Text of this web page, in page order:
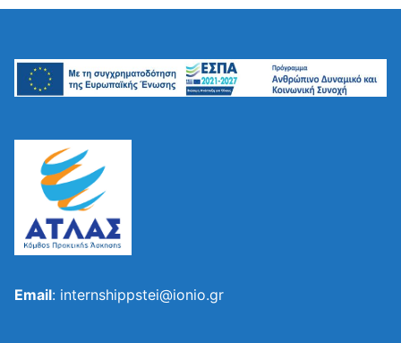
Email: internshippstei@ionio.gr